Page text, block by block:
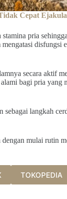
Cepat
pria
disfungsi
secara aktif
bagi pria yang
langkah
mulai rutin
TOKOPEDIA